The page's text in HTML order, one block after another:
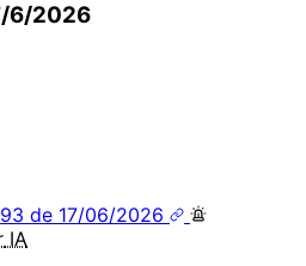
6/2026
de 17/06/2026
IA